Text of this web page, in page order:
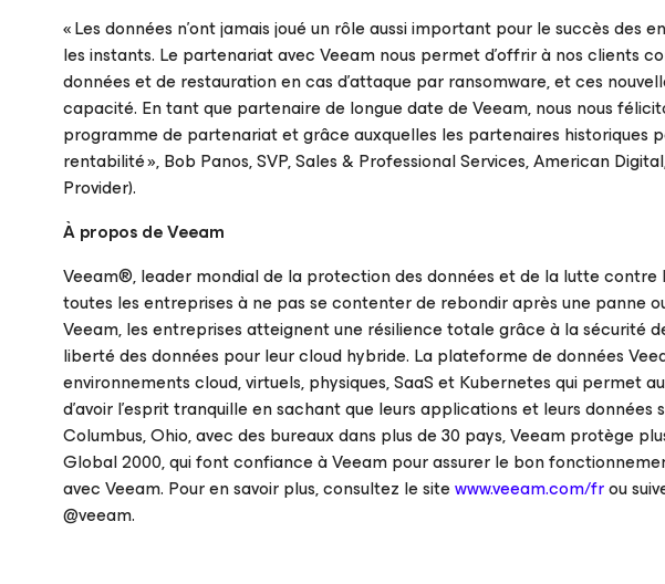
«Les données n’ont jamais joué un rôle aussi important pour le succès des
les instants. Le partenariat avec Veeam nous permet d’offrir à nos clients
données et de restauration en cas d’attaque par ransomware, et ces
capacité. En tant que partenaire de longue date de Veeam, nous nous
programme de partenariat et grâce auxquelles les partenaires
rentabilité», Bob Panos, SVP, Sales & Professional Services, American
Provider).
À propos de Veeam
Veeam®, leader mondial de la protection des données et de la lutte contre
toutes les entreprises à ne pas se contenter de rebondir après une panne
Veeam, les entreprises atteignent une résilience totale grâce à la sécurité
liberté des données pour leur cloud hybride. La plateforme de données
environnements cloud, virtuels, physiques, SaaS et Kubernetes qui permet
d’avoir l’esprit tranquille en sachant que leurs applications et leurs
Columbus, Ohio, avec des bureaux dans plus de 30 pays, Veeam protège
Global 2000, qui font confiance à Veeam pour assurer le bon
avec Veeam. Pour en savoir plus, consultez le sitewww.veeam.com/frou
@veeam.